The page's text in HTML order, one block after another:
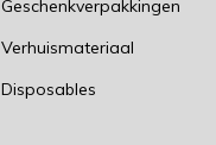
Geschenkverpakkingen
Verhuismateriaal
Disposables